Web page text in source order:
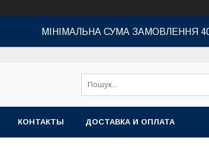
МІНІМАЛЬНА СУМА ЗАМОВЛЕННЯ
КОНТАКТЫ ДОСТАВКА И ОПЛАТА